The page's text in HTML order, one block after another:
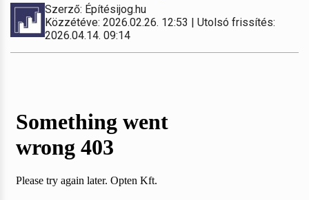
Szerző: Építésijog.hu
Közzétéve: 2026.02.26. 12:53 | Utolsó frissítés:
2026.04.14. 09:14